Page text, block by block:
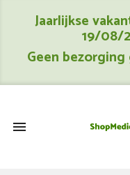
Jaarlijkse
19/08/
Geen
